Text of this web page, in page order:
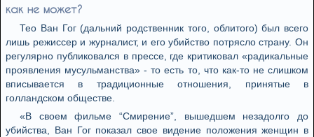
как не может?
Тео Ван Гог (дальний родственник того, облитого) был всего
лишь режиссер и журналист, и его убийство потрясло страну. Он
регулярно публиковался в прессе, где критиковал «радикальные
проявления мусульманства» - то есть то, что как-то не слишком
вписывается в традиционные отношения, принятые в
голландском обществе.
«В своем фильме “Смирение”, вышедшем незадолго до
убийства, Ван Гог показал свое видение положения женщин в